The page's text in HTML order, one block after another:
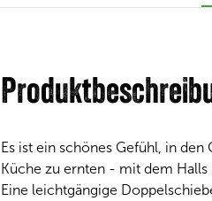
Es ist ein schönes Gefühl, in
Küche zu ernten - mit dem
Eine leichtgängige